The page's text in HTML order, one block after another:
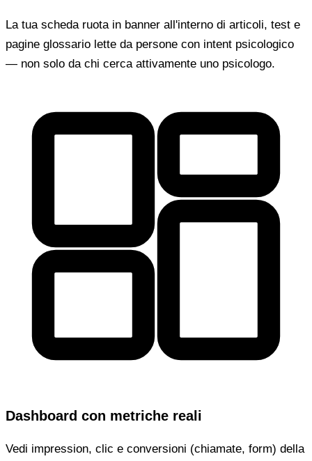
La tua scheda ruota in banner all'interno di articoli, test e
pagine glossario lette da persone con intent psicologico
— non solo da chi cerca attivamente uno psicologo.
Dashboard con metriche reali
Vedi impression, clic e conversioni (chiamate, form) della